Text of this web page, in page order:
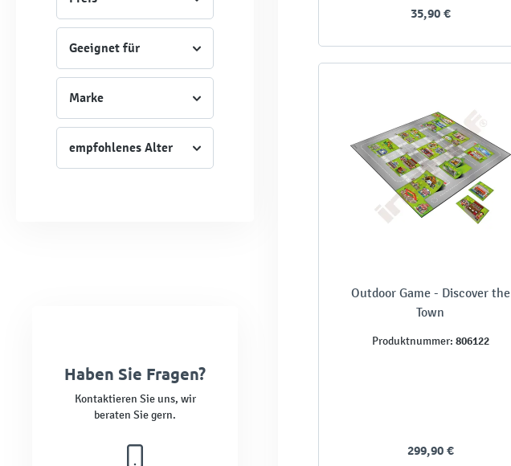
Geeignet für
Marke
empfohlenes Alter
Haben Sie Fragen?
Kontaktieren Sie uns, wir
beraten Sie gern.
35,90 €
Outdoor Game - Discover the
Town
Produktnummer: 806122
299,90 €